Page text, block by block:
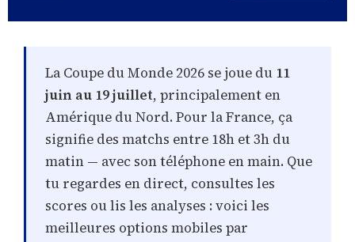
La Coupe du Monde 2026 se joue du 11
juin au 19 juillet, principalement en
Amérique du Nord. Pour la France, ça
signifie des matchs entre 18h et 3h du
matin — avec son téléphone en main. Que
tu regardes en direct, consultes les
scores ou lis les analyses : voici les
meilleures options mobiles par